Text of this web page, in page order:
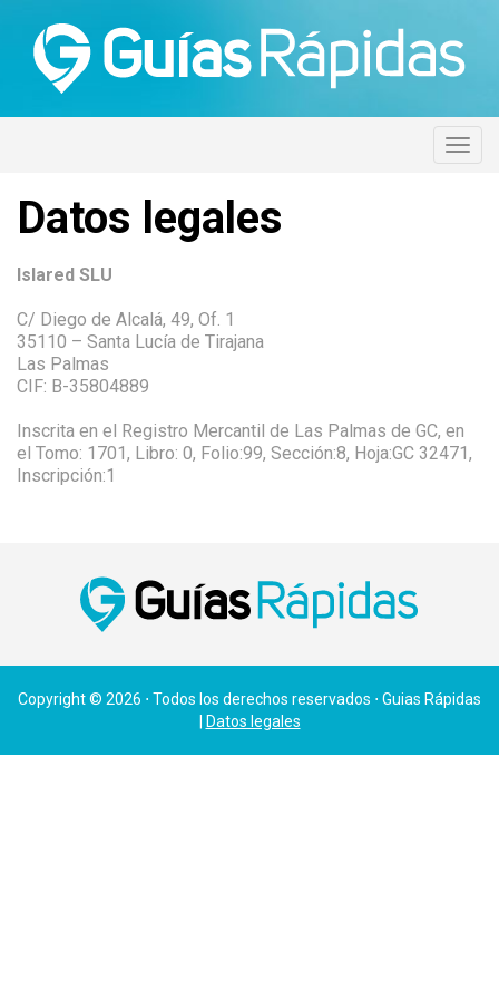
Datos legales
Islared SLU
C/ Diego de Alcalá, 49, Of. 1
35110 – Santa Lucía de Tirajana
Las Palmas
CIF: B-35804889
Inscrita en el Registro Mercantil de Las Palmas de GC, en
el Tomo: 1701, Libro: 0, Folio:99, Sección:8, Hoja:GC 32471,
Inscripción:1
Copyright © 2026 ⋅ Todos los derechos reservados ⋅ Guias Rápidas
Datos legales